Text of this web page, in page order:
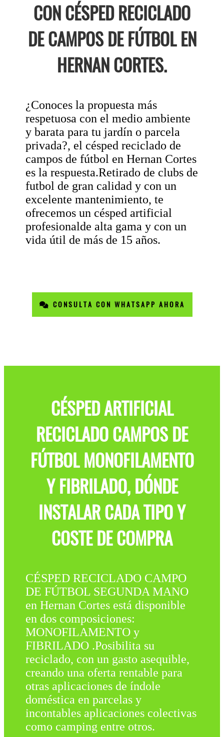
CON CÉSPED RECICLADO
DE CAMPOS DE FÚTBOL EN
HERNAN CORTES.
¿Conoces la propuesta más
respetuosa con el medio ambiente
y barata para tu jardín o parcela
privada?, el césped reciclado de
campos de fútbol en Hernan Cortes
es la respuesta.Retirado de clubs de
futbol de gran calidad y con un
excelente mantenimiento, te
ofrecemos un césped artificial
profesionalde alta gama y con un
vida útil de más de 15 años.
CONSULTA CON WHATSAPP AHORA
CÉSPED ARTIFICIAL
RECICLADO CAMPOS DE
FÚTBOL MONOFILAMENTO
Y FIBRILADO, DÓNDE
INSTALAR CADA TIPO Y
COSTE DE COMPRA
CÉSPED RECICLADO CAMPO
DE FÚTBOL SEGUNDA MANO
en Hernan Cortes está disponible
en dos composiciones:
MONOFILAMENTO y
FIBRILADO .Posibilita su
reciclado, con un gasto asequible,
creando una oferta rentable para
otras aplicaciones de índole
doméstica en parcelas y
incontables aplicaciones colectivas
como camping entre otros.